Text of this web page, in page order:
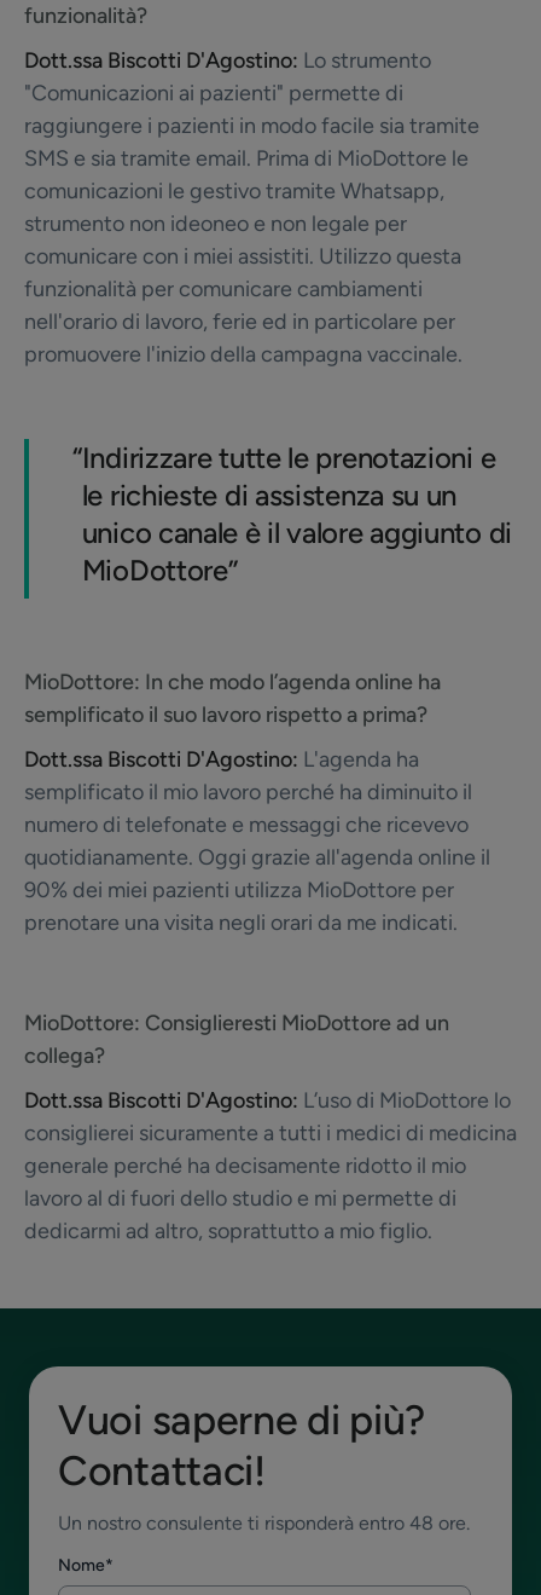
funzionalità?
Dott.ssa Biscotti D'Agostino: Lo strumento
"Comunicazioni ai pazienti" permette di
raggiungere i pazienti in modo facile sia tramite
SMS e sia tramite email. Prima di MioDottore le
comunicazioni le gestivo tramite Whatsapp,
strumento non ideoneo e non legale per
comunicare con i miei assistiti. Utilizzo questa
funzionalità per comunicare cambiamenti
nell'orario di lavoro, ferie ed in particolare per
promuovere l'inizio della campagna vaccinale.
“Indirizzare tutte le prenotazioni e
le richieste di assistenza su un
unico canale è il valore aggiunto di
MioDottore”
MioDottore: In che modo l’agenda online ha
semplificato il suo lavoro rispetto a prima?
Dott.ssa Biscotti D'Agostino: L'agenda ha
semplificato il mio lavoro perché ha diminuito il
numero di telefonate e messaggi che ricevevo
quotidianamente. Oggi grazie all'agenda online il
90% dei miei pazienti utilizza MioDottore per
prenotare una visita negli orari da me indicati.
MioDottore: Consiglieresti MioDottore ad un
collega?
Dott.ssa Biscotti D'Agostino: L’uso di MioDottore lo
consiglierei sicuramente a tutti i medici di medicina
generale perché ha decisamente ridotto il mio
lavoro al di fuori dello studio e mi permette di
dedicarmi ad altro, soprattutto a mio figlio.
Vuoi saperne di più?
Contattaci!
Un nostro consulente ti risponderà entro 48 ore.
Nome*